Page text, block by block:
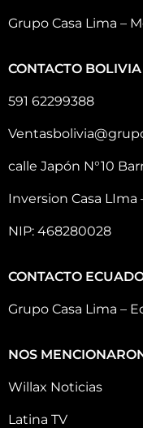
Grupo Casa Lima –
CONTACTO BOLIVIA
591 62299388
calle Japón N°10
Inversion Casa LIma
NIP: 468280028
CONTACTO
Grupo Casa Lima –
NOS
Willax Noticias
Latina TV